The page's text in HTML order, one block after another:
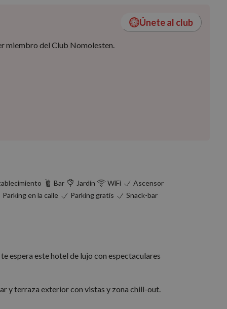
Únete al club
miembro del Club Nomolesten.
Bar Jardín WiFi
Ascensor
Parking en la calle Parking gratis
Snack-bar
espera este hotel de lujo con espectaculares
y terraza exterior con vistas y zona chill-out.